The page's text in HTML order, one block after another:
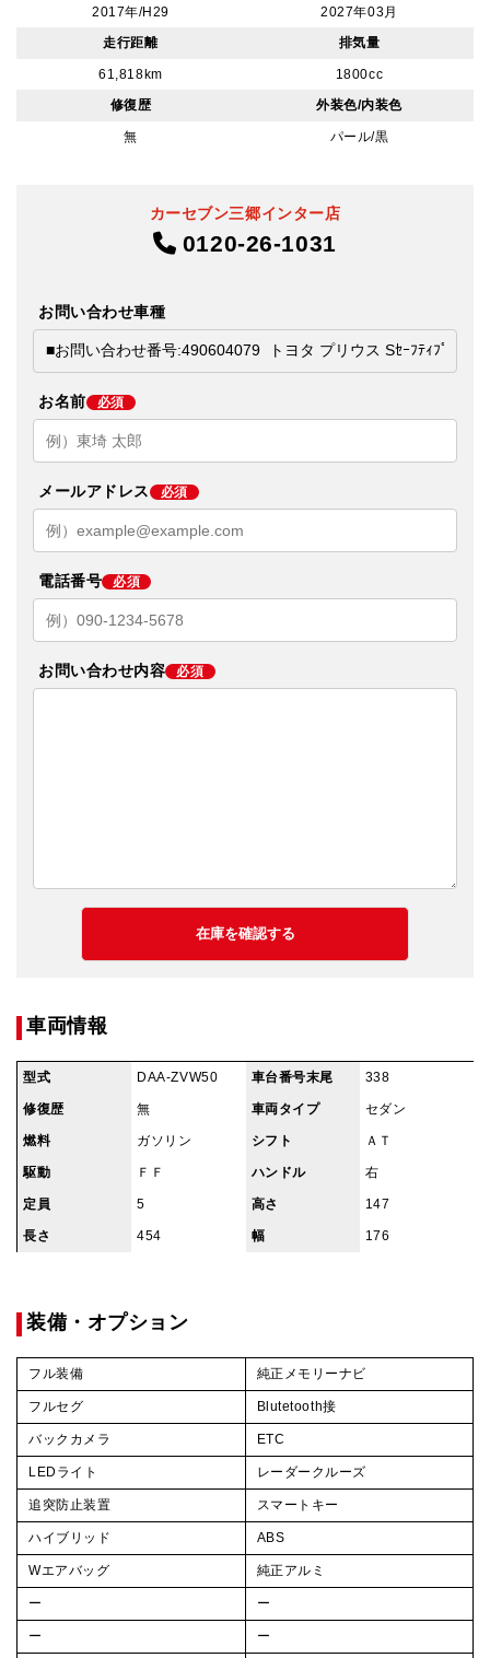
2017年/H29
2027年03月
走行距離
排気量
61,818km
1800cc
修復歴
外装色/内装色
無 パール/黒
カーセブン三郷インター店
0120-26-1031
お問い合わせ車種
お名前 必須
メールアドレス 必須
電話番号 必須
お問い合わせ内容 必須
車両情報
型式 DAA-ZVW50 車台番号末尾 338
修復歴 無 車両タイプ セダン
燃料 ガソリン シフト ＡＴ
駆動 ＦＦ ハンドル 右
定員 5 高さ 147
長さ 454 幅 176
装備・オプション
フル装備 純正メモリーナビ
フルセグ Blutetooth接
バックカメラ ETC
LEDライト レーダークルーズ
追突防止装置 スマートキー
ハイブリッド ABS
Wエアバッグ 純正アルミ
ー ー
ー ー